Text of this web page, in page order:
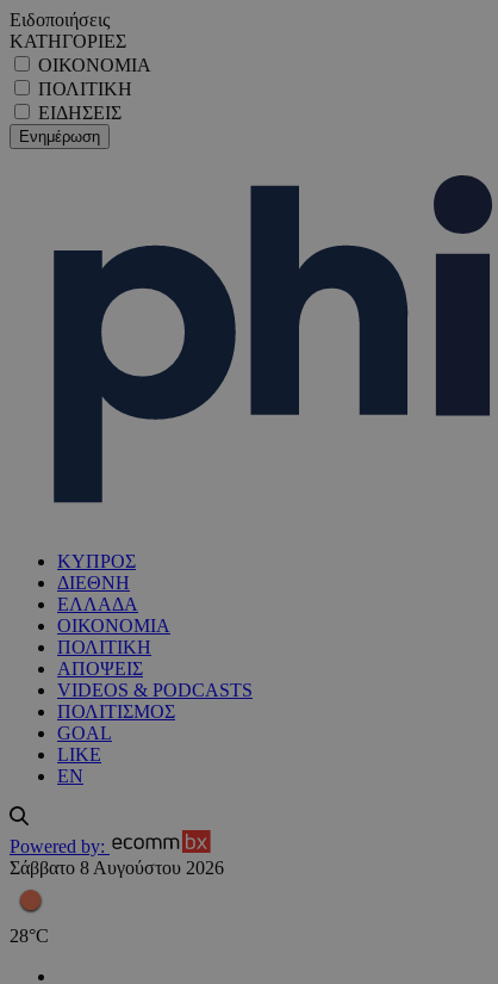
Ειδοποιήσεις
ΚΑΤΗΓΟΡΙΕΣ
ΟΙΚΟΝΟΜΙΑ
ΠΟΛΙΤΙΚΗ
ΕΙΔΗΣΕΙΣ
ΚΥΠΡΟΣ
ΔΙΕΘΝΗ
ΕΛΛΑΔΑ
ΟΙΚΟΝΟΜΙΑ
ΠΟΛΙΤΙΚΗ
ΑΠΟΨΕΙΣ
VIDEOS & PODCASTS
ΠΟΛΙΤΙΣΜΟΣ
GOAL
LIKE
EN
Powered by:
Σάββατο 8 Αυγούστου 2026
28°C